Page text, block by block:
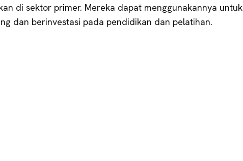
di sektor primer. Mereka dapat menggunakannya untuk
dan berinvestasi pada pendidikan dan pelatihan.